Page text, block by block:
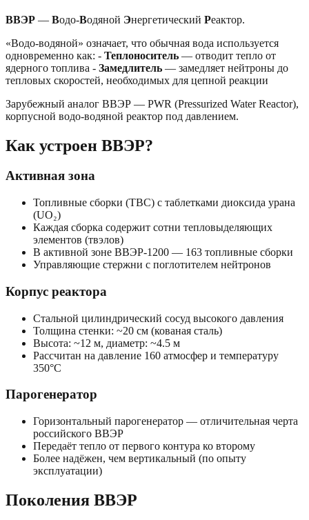
ВВЭР — Водо-Водяной Энергетический Реактор.
«Водо-водяной» означает, что обычная вода используется
одновременно как: - Теплоноситель — отводит тепло от
ядерного топлива - Замедлитель — замедляет нейтроны до
тепловых скоростей, необходимых для цепной реакции
Зарубежный аналог ВВЭР — PWR (Pressurized Water Reactor),
корпусной водо-водяной реактор под давлением.
Как устроен ВВЭР?
Активная зона
Топливные сборки (ТВС) с таблетками диоксида урана
(UO₂)
Каждая сборка содержит сотни тепловыделяющих
элементов (твэлов)
В активной зоне ВВЭР-1200 — 163 топливные сборки
Управляющие стержни с поглотителем нейтронов
Корпус реактора
Стальной цилиндрический сосуд высокого давления
Толщина стенки: ~20 см (кованая сталь)
Высота: ~12 м, диаметр: ~4.5 м
Рассчитан на давление 160 атмосфер и температуру
350°C
Парогенератор
Горизонтальный парогенератор — отличительная черта
российского ВВЭР
Передаёт тепло от первого контура ко второму
Более надёжен, чем вертикальный (по опыту
эксплуатации)
Поколения ВВЭР